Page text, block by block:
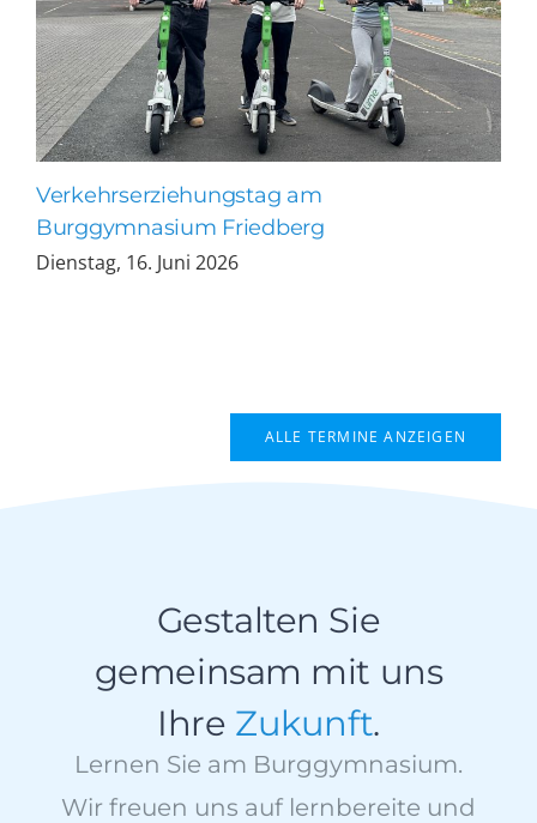
Verkehrserziehungstag am
Burggymnasium Friedberg
Dienstag, 16. Juni 2026
ALLE TERMINE ANZEIGEN
Gestalten Sie
gemeinsam mit uns
Ihre Zukunft.
Lernen Sie am Burggymnasium.
Wir freuen uns auf lernbereite und